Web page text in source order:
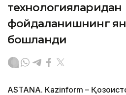
технологияларидан
фойдаланишнинг
бошланди
ASTANА. Кazinform –